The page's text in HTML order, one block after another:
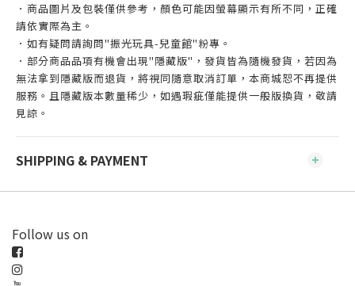
．商品圖片及包裝僅供參考，顏色可能因螢幕顯示有所不同，正確
請依實際為主。
．如有疑問請詢問"振光玩具-兒童館"粉專。
．部分商品品項有機會出現"隱藏版"，發貨皆為隨機發貨，若因為
無法拿到隱藏版而退貨，將視同隨意取消訂單，本商城恕不再提供
服務。且隱藏版本數量稀少，如遇瑕疵僅能提供一般版換貨，敬請
見諒。
SHIPPING & PAYMENT
Follow us on